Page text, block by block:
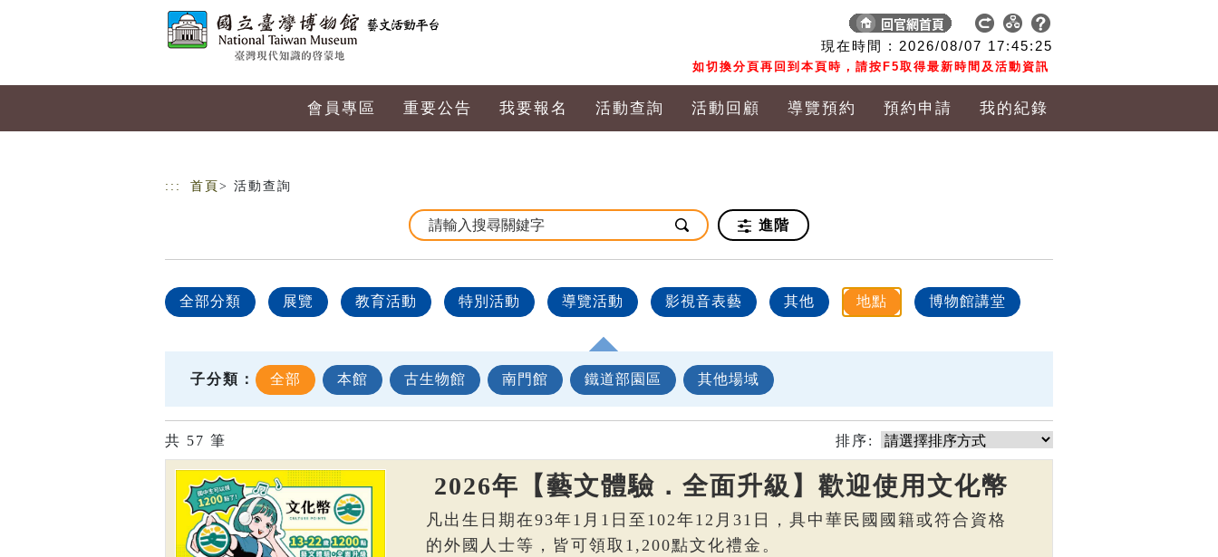
現在時間 : 2026/08/07 17:45:26
如切換分頁再回到本頁時，請按F5取得最新時間及活動資訊
會員專區 重要公告 我要報名 活動查詢 活動回顧 導覽預約 預約申請 我的紀錄
::: 首頁 > 活動查詢
進階
全部分類 展覽 教育活動 特別活動 導覽活動 影視音表藝 其他 地點 博物館講堂
子分類： 全部 本館 古生物館 南門館 鐵道部園區 其他場域
共 57 筆 排序:
2026年【藝文體驗．全面升級】歡迎使用文化幣
凡出生日期在93年1月1日至102年12月31日，具中華民國國籍或符合資格
的外國人士等，皆可領取1,200點文化禮金。